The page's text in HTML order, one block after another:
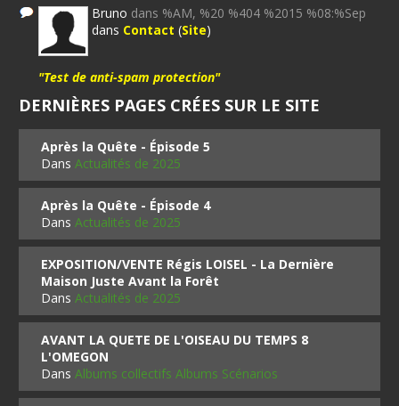
Bruno dans %AM, %20 %404 %2015 %08:%Sep
dans Contact (Site)
"Test de anti-spam protection"
DERNIÈRES PAGES CRÉES SUR LE SITE
Après la Quête - Épisode 5
DansActualités de 2025
Après la Quête - Épisode 4
DansActualités de 2025
EXPOSITION/VENTE Régis LOISEL - La Dernière
Maison Juste Avant la Forêt
DansActualités de 2025
AVANT LA QUETE DE L'OISEAU DU TEMPS 8
L'OMEGON
DansAlbums collectifs Albums Scénarios